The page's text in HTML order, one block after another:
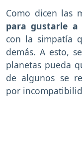
Como dicen las
para gustarle a
con la simpatía
demás. A esto,
planetas pueda
de algunos se
por